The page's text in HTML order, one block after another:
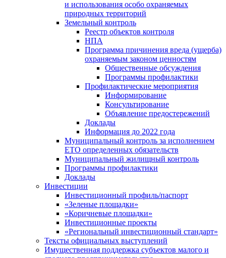
и использования особо охраняемых
природных территорий
Земельный контроль
Реестр объектов контроля
НПА
Программа причинения вреда (ущерба)
охраняемым законом ценностям
Общественные обсуждения
Программы профилактики
Профилактические мероприятия
Информирование
Консультирование
Объявление предостережений
Доклады
Информация до 2022 года
Муниципальный контроль за исполнением
ЕТО определенных обязательств
Муниципальный жилищный контроль
Программы профилактики
Доклады
Инвестиции
Инвестиционный профиль/паспорт
«Зеленые площадки»
«Коричневые площадки»
Инвестиционные проекты
«Региональный инвестиционный стандарт»
Тексты официальных выступлений
Имущественная поддержка субъектов малого и